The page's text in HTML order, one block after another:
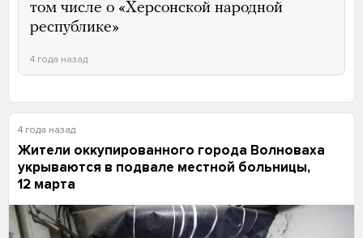
том числе о «Херсонской народной
республике»
4 года назад
4 года назад
Жители оккупированного города Волноваха
укрываются в подвале местной больницы,
12 марта